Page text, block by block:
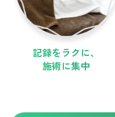
記録をラクに、
施術に集中